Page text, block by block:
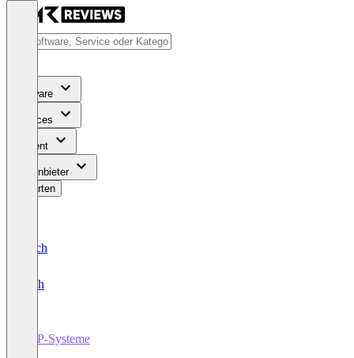
Software
Services
Content
Für Anbieter
Bewerten
Deutsch
English
ERP-Systeme